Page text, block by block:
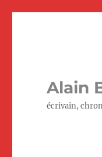
Alain
écrivain,